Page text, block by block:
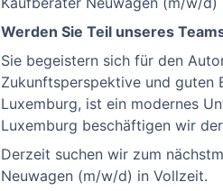
Werden Sie Teil unseres
Sie begeistern sich für den
Zukunftsperspektive und guten
Luxemburg, ist ein modernes
Luxemburg beschäftigen wir
Derzeit suchen wir zum
Neuwagen (m/w/d) in Vollzeit.